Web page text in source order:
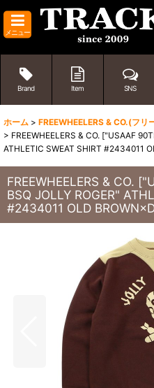
メニュー
Brand Item SNS
ホーム > FREEWHEELERS & CO.(フリ
> FREEWHEELERS & CO. ["USAAF
ATHLETIC SWEAT SHIRT #2434011
FREEWHEELERS & CO.
BSQ JOLLY ROGER"
#2434011 OLD